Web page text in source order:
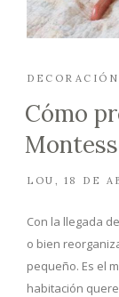
DECORACIÓN
Cómo
LOU 18 DE
Con la llegada
o bien
pequeño. Es el
habitación